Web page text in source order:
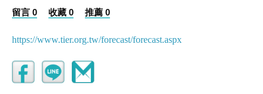
留言 0 收藏 0 推薦 0
https://www.tier.org.tw/forecast/forecast.aspx